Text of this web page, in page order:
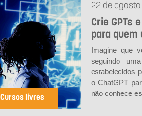
Cursos livres
22 de agosto
Crie GPTs
para quem
Imagine que
seguindo
estabelecidos
o ChatGPT
não conhece